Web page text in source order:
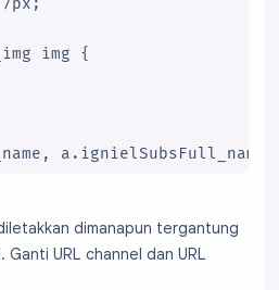
img {
a.ignielSubsFull_name
{
dimanapun tergantung
URL channel dan URL